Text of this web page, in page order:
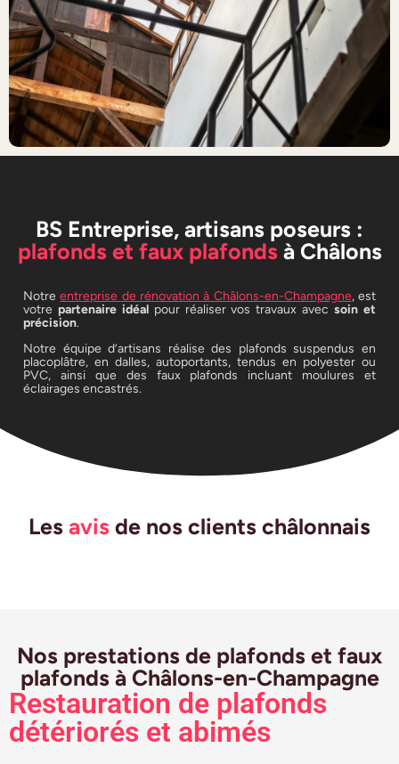
BS Entreprise, artisans poseurs :
plafonds et faux plafondsà Châlons
Notreentreprise de rénovation à Châlons-en-Champagne, est
votre partenaire idéalpour réaliser vos travaux avecsoin et
précision.
Notre équipe d’artisans réalise des plafonds suspendus en
placoplâtre, en dalles, autoportants, tendus en polyester ou
PVC, ainsi que des faux plafonds incluant moulures et
éclairages encastrés.
Les avis de nos clients châlonnais
Nos prestations de plafonds et faux
plafonds à Châlons-en-Champagne
Restauration de plafonds
détériorés et abimés